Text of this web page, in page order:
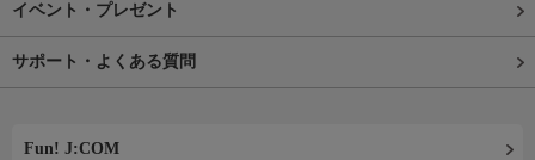
イベント・プレゼント
サポート・よくある質問
Fun! J:COM